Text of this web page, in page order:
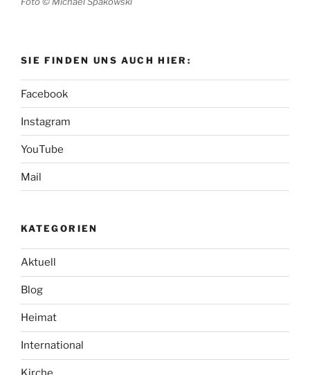
SIE FINDEN UNS AUCH HIER:
Facebook
Instagram
YouTube
Mail
KATEGORIEN
Aktuell
Blog
Heimat
International